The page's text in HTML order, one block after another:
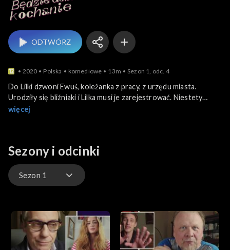
ODTWÓRZ
2020 Polska komediowe 13m Sezon 1, odc. 4
Do Lilki dzwoni Ewuś, koleżanka z pracy, z urzędu miasta.
Urodziły się bliźniaki i Lilka musi je zarejestrować. Niestety
mama Justyny nie jest za pan brat z technologią, a co gorsza,
podejmuje się załatwienia sprawy za nią. Lilka musi spróbować
dogadać się z mężem.
więcej
Sezony i odcinki
Sezon 1